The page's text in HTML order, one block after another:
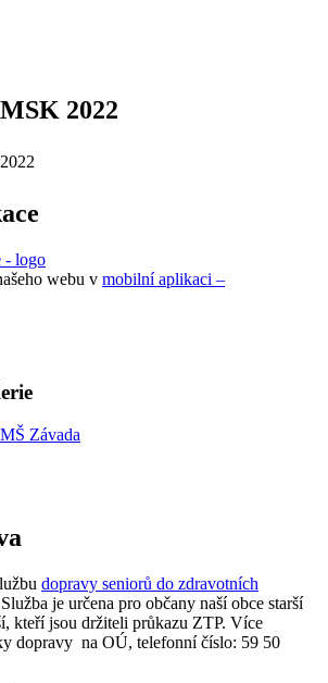
2022
webu v mobilní aplikaci –
dopravy seniorů do zdravotních
je určena pro občany naší obce starší
kteří jsou držiteli průkazu ZTP. Více
dopravy na OÚ, telefonní číslo: 59 50